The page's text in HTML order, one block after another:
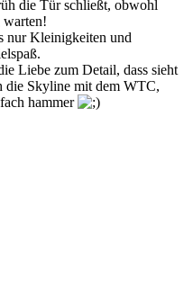
die Tür schließt, obwohl
warten!
nur Kleinigkeiten und
Liebe zum Detail, dass sieht
Skyline mit dem WTC,
hammer